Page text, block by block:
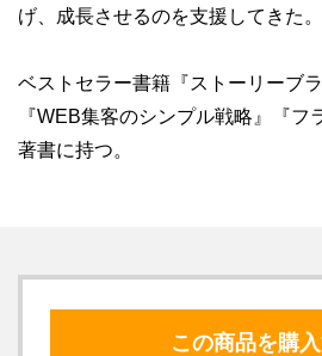
げ、成長させるのを支援してきた。
ベストセラー書籍『ストーリーブ
『WEB集客のシンプル戦略』『フ
著書に持つ。
この商品を購